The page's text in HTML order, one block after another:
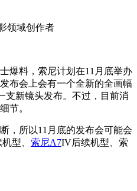
领域创作者
爆料，索尼计划在11月底举办
布会上会有一个全新的全画幅
支新镜头发布。不过，目前消
节。
，所以11月底的发布会可能会
型、 索尼A7IV后续机型、索